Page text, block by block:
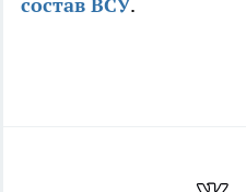
состав ВСУ.